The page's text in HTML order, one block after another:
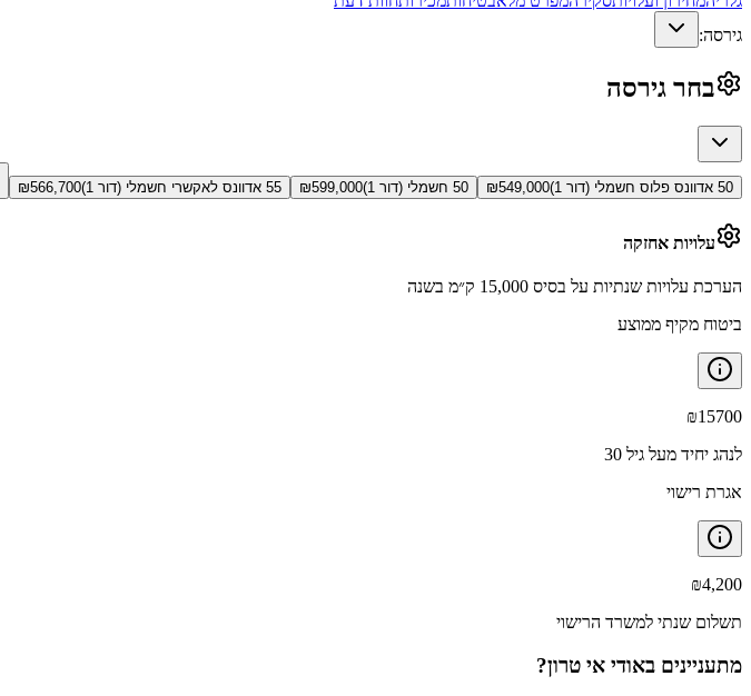
גירסה:
בחר גירסה
50 אדוונס פלוס חשמלי (דור 1) ₪549,000 50 חשמלי (דור 1) ₪599,000 55 אדוונס לאקשרי חשמלי (דור 1) ₪566,700
עלויות אחזקה
הערכת עלויות שנתיות על בסיס 15,000 ק״מ בשנה
ביטוח מקיף ממוצע
₪15700
לנהג יחיד מעל גיל 30
אגרת רישוי
₪4,200
תשלום שנתי למשרד הרישוי
מתעניינים באודי אי טרון?